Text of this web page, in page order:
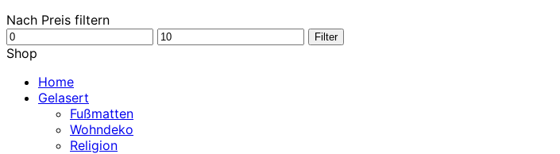
Nach Preis filtern
Min.
Preis
Max.
Filter
Shop
Home
Gelasert
Fußmatten
Wohndeko
Religion